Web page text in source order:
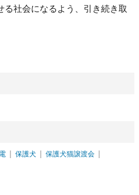
社会になるよう、引き続き取
保護犬
保護犬猫譲渡会